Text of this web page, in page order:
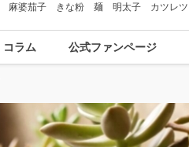
麻婆茄子 きな粉 麺 明太子 カツレツ
コラム 公式ファンページ